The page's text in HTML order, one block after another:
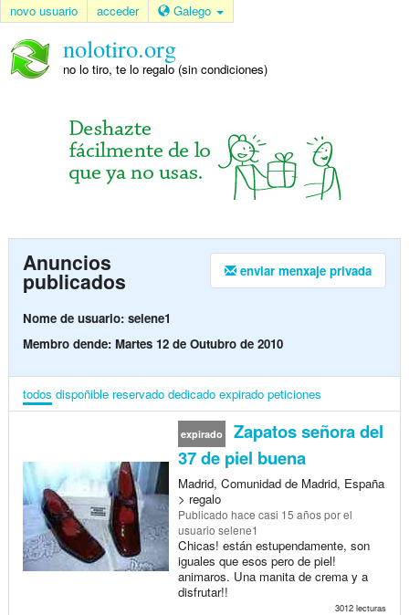
novo usuario acceder Galego
nolotiro.org
no lo tiro, te lo regalo (sin condiciones)
enviar menxaje privada
Anuncios
publicados
Nome de usuario: selene1
Membro dende: Martes 12 de Outubro de 2010
todos dispoñible reservado dedicado expirado peticiones
expirado
Zapatos señora del
37 de piel buena
Madrid, Comunidad de Madrid, España
> regalo
Publicado hace casi 15 añospor el
usuario selene1
Chicas! están estupendamente, son
iguales que esos pero de piel!
animaros. Una manita de crema y a
disfrutar!!
3012 lecturas